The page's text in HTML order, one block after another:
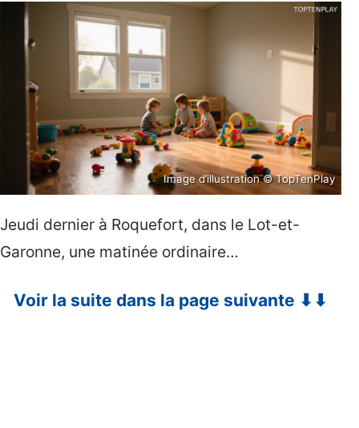
Image d’illustration © TopTenPlay
Jeudi dernier à Roquefort, dans le Lot-et-
Garonne, une matinée ordinaire…
Voir la suite dans la page suivante ⬇⬇